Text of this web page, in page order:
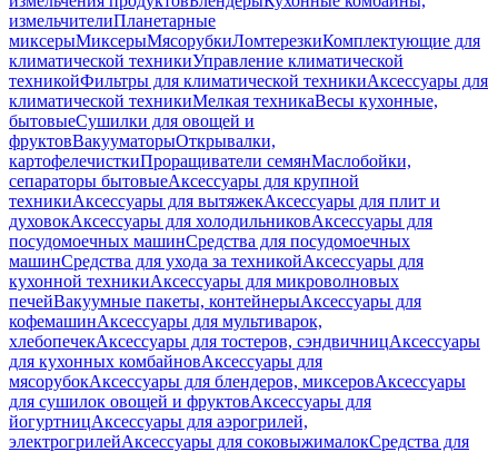
измельчителиПланетарные
миксерыМиксерыМясорубкиЛомтерезкиКомплектующие для
климатической техникиУправление климатической
техникойФильтры для климатической техникиАксессуары для
климатической техникиМелкая техникаВесы кухонные,
бытовыеСушилки для овощей и
фруктовВакууматорыОткрывалки,
картофелечисткиПроращиватели семянМаслобойки,
сепараторы бытовыеАксессуары для крупной
техникиАксессуары для вытяжекАксессуары для плит и
духовокАксессуары для холодильниковАксессуары для
посудомоечных машинСредства для посудомоечных
машинСредства для ухода за техникойАксессуары для
кухонной техникиАксессуары для микроволновых
печейВакуумные пакеты, контейнерыАксессуары для
кофемашинАксессуары для мультиварок,
хлебопечекАксессуары для тостеров, сэндвичницАксессуары
для кухонных комбайновАксессуары для
мясорубокАксессуары для блендеров, миксеровАксессуары
для сушилок овощей и фруктовАксессуары для
йогуртницАксессуары для аэрогрилей,
электрогрилейАксессуары для соковыжималокСредства для